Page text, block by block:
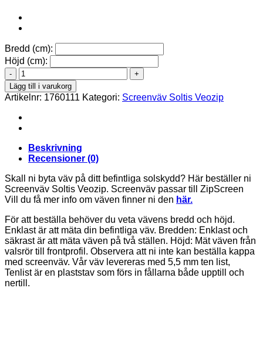
Bredd (cm):
Höjd (cm):
51195
mängd
Lägg till i varukorg
Artikelnr: 1760111 Kategori: Screenväv Soltis Veozip
Beskrivning
Recensioner (0)
Skall ni byta väv på ditt befintliga solskydd? Här beställer ni
Screenväv Soltis Veozip. Screenväv passar till ZipScreen
Vill du få mer info om väven finner ni den här.
För att beställa behöver du veta vävens bredd och höjd.
Enklast är att mäta din befintliga väv. Bredden: Enklast och
säkrast är att mäta väven på två ställen. Höjd: Mät väven från
valsrör till frontprofil. Observera att ni inte kan beställa kappa
med screenväv. Vår väv levereras med 5,5 mm ten list,
Tenlist är en plaststav som förs in fållarna både upptill och
nertill.